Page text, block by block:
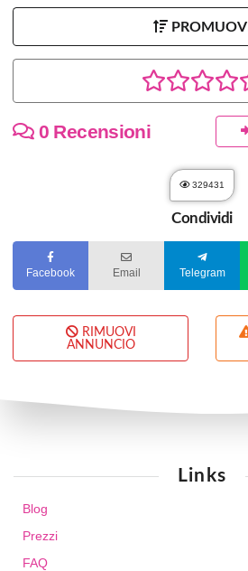
PROMUOVI
0 Recensioni
329431
Condividi
Facebook Email Telegram
RIMUOVI
ANNUNCIO
Links
Blog
Prezzi
FAQ